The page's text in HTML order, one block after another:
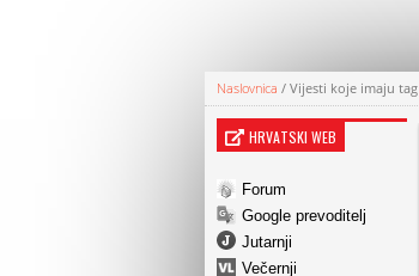
Naslovnica / Vijesti koje imaju tag
HRVATSKI WEB
Forum
Google prevoditelj
Jutarnji
Večernji